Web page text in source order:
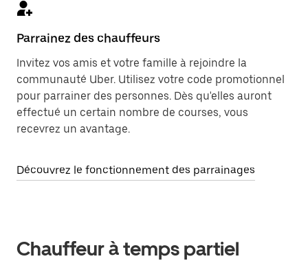
Parrainez des chauffeurs
Invitez vos amis et votre famille à rejoindre la
communauté Uber. Utilisez votre code promotionnel
pour parrainer des personnes. Dès qu'elles auront
effectué un certain nombre de courses, vous
recevrez un avantage.
Découvrez le fonctionnement des parrainages
Chauffeur à temps partiel